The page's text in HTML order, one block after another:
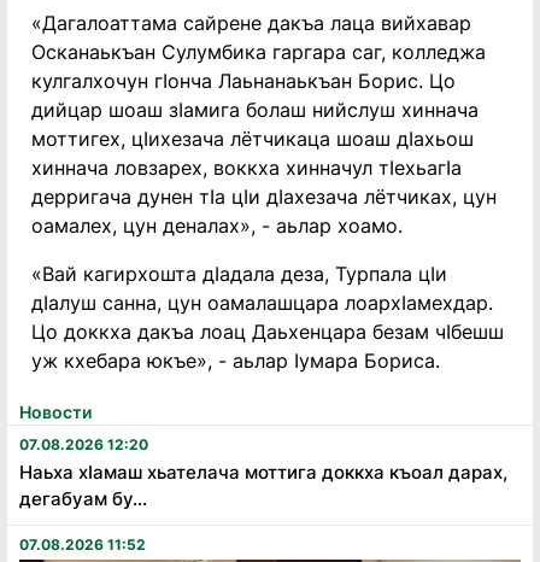
Новости
07.08.2026 12:20
Наьха хӏамаш хьателача моттига доккха къоал дарах,
дегабуам бу...
07.08.2026 11:52
«Дагалоаттама сайрене дакъа лаца вийхавар
Осканаькъан Сулумбика гаргара саг, колледжа
кулгалхочун гӀонча Лаьнанаькъан Борис. Цо
дийцар шоаш зӀамига болаш нийслуш хиннача
моттигех, цӀихезача лётчикаца шоаш дӀахьош
хиннача ловзарех, воккха хинначул тӀехьагӀа
дерригача дунен тӀа цӀи дӀахезача лётчиках, цун
оамалех, цун деналах», - аьлар хоамо.
«Вай кагирхошта дӀадала деза, Турпала цӀи
дӀалуш санна, цун оамалашцара лоархӀамехдар.
Цо доккха дакъа лоац Даьхенцара безам чӀбешш
уж кхебара юкъе», - аьлар Ӏумара Бориса.